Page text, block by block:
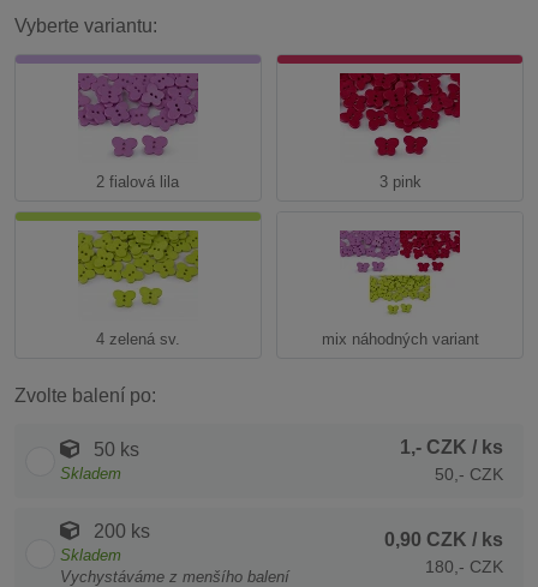
Vyberte variantu:
2 fialová lila 3 pink
4 zelená sv. mix náhodných variant
Zvolte balení po:
50 ks
Skladem
1,- CZK / ks
50,- CZK
200 ks
Skladem
Vychystáváme z menšího balení
0,90 CZK / ks
180,- CZK